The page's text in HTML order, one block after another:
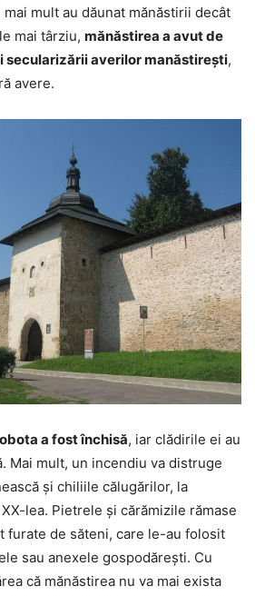
mult au dăunat mănăstirii decât
mai târziu, mănăstirea a avut de
secularizării averilor manăstireşti,
avere.
a fost închisă, iar clădirile ei au
Mai mult, un incendiu va distruge
şi chiliile călugărilor, la
lea. Pietrele şi cărămizile rămase
furate de săteni, care le-au folosit
sau anexele gospodăreşti. Cu
că mănăstirea nu va mai exista